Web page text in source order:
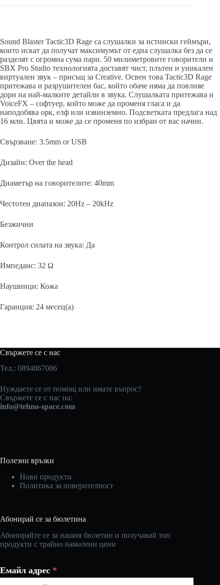
Sound Blaster Tactic3D Rage са слушалки за истински геймъри,
които искат да получат максимумът от една слушалка без да се
разделят с огромна сума пари. 50 милиметровите говорители и
SBX Pro Studio технологията доставят чист, плътен и уникален
виртуален звук – присъщ за Creative. Освен това Tactic3D Rage
притежава и разрушителен бас, който обаче няма да повлияе
дори на най-малките детайли в звука. Слушалката притежава и
VoiceFX – софтуер, който може да променя гласа и да
наподобява орк, елф или извинземно. Подсветката предлага над
16 млн. Цвята и може да се променя по избран от вас начин.
Свързване: 3.5mm or USB
Дизайн: Over the head
Диаметър на говорителите: 40mm
Честотен диапазон: 20Hz – 20kHz
Безжични
Контрол силата на звука: Да
Импеданс: 32 Ω
Наушници: Кожа
Гаранция: 24 месец(а)
Свържете се с нас
Тел.: 0894867086
Нуждаете се от помощ или имате въпрос?
Свържете се с нас на:
info@tehno-space.com
Полезни връзки
Нови продукти
Политика за поверителност
Абонирай се за бюлетина
Абонирайте се за нашия бюлетин и получавай топ
продукти с трайно намалени цени
Емайл адрес *